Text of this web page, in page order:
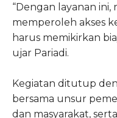
“Dengan layanan ini,
memperoleh akses
harus memikirkan
ujar Pariadi.
Kegiatan ditutup
bersama unsur
dan masyarakat,